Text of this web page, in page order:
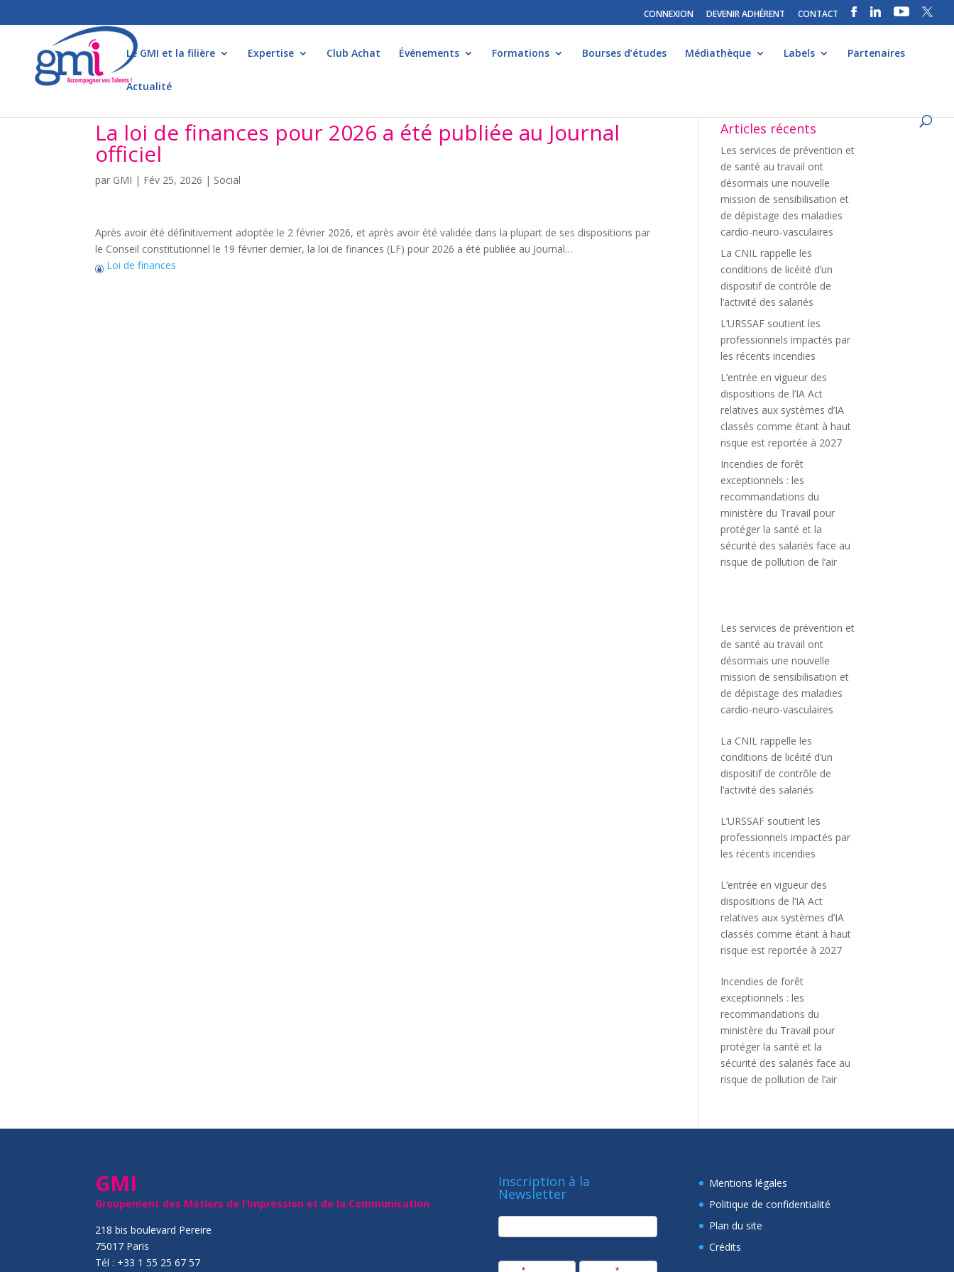
CONNEXION DEVENIR ADHÉRENT CONTACT
Le GMI et la filière Expertise Club Achat Événements Formations Bourses d’études Médiathèque Labels Partenaires
Actualité
La loi de finances pour 2026 a été publiée au Journal
officiel
par GMI | Fév 25, 2026 | Social
Après avoir été définitivement adoptée le 2 février 2026, et après avoir été validée dans la plupart de ses dispositions par
le Conseil constitutionnel le 19 février dernier, la loi de finances (LF) pour 2026 a été publiée au Journal…
Loi de finances
Articles récents
Les services de prévention et
de santé au travail ont
désormais une nouvelle
mission de sensibilisation et
de dépistage des maladies
cardio-neuro-vasculaires
La CNIL rappelle les
conditions de licéité d’un
dispositif de contrôle de
l’activité des salariés
L’URSSAF soutient les
professionnels impactés par
les récents incendies
L’entrée en vigueur des
dispositions de l’IA Act
relatives aux systèmes d’IA
classés comme étant à haut
risque est reportée à 2027
Incendies de forêt
exceptionnels : les
recommandations du
ministère du Travail pour
protéger la santé et la
sécurité des salariés face au
risque de pollution de l’air
Les services de prévention et
de santé au travail ont
désormais une nouvelle
mission de sensibilisation et
de dépistage des maladies
cardio-neuro-vasculaires
La CNIL rappelle les
conditions de licéité d’un
dispositif de contrôle de
l’activité des salariés
L’URSSAF soutient les
professionnels impactés par
les récents incendies
L’entrée en vigueur des
dispositions de l’IA Act
relatives aux systèmes d’IA
classés comme étant à haut
risque est reportée à 2027
Incendies de forêt
exceptionnels : les
recommandations du
ministère du Travail pour
protéger la santé et la
sécurité des salariés face au
risque de pollution de l’air
GMI
Groupement des Métiers de l’Impression et de la Communication
218 bis boulevard Pereire
75017 Paris
Tél : +33 1 55 25 67 57
Inscription à la
Newsletter
newsletter
Mentions légales
Politique de confidentialité
Plan du site
Crédits